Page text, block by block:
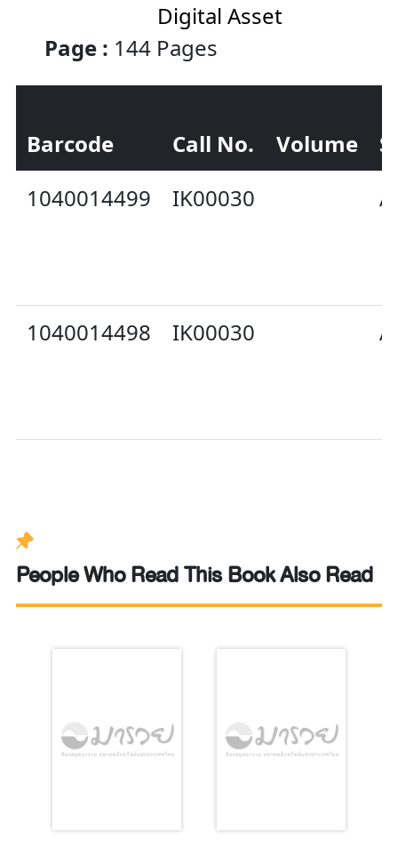
Digital Asset
Page : 144 Pages
Barcode Call No. Volume
1040014499
IK00030
1040014498 IK00030
People Who Read This Book Also Read